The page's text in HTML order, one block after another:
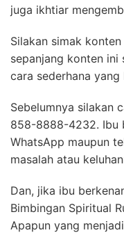
juga ikhtiar
Silakan simak
sepanjang konten ini
cara sederhana
Sebelumnya silakan
858-8888-4232. Ibu
WhatsApp maupun
masalah atau
Dan, jika ibu
Bimbingan Spiritual
Apapun yang